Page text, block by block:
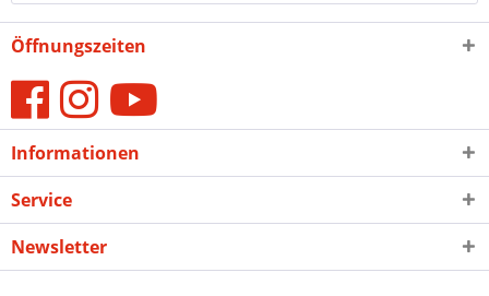
Öffnungszeiten
Informationen
Service
Newsletter